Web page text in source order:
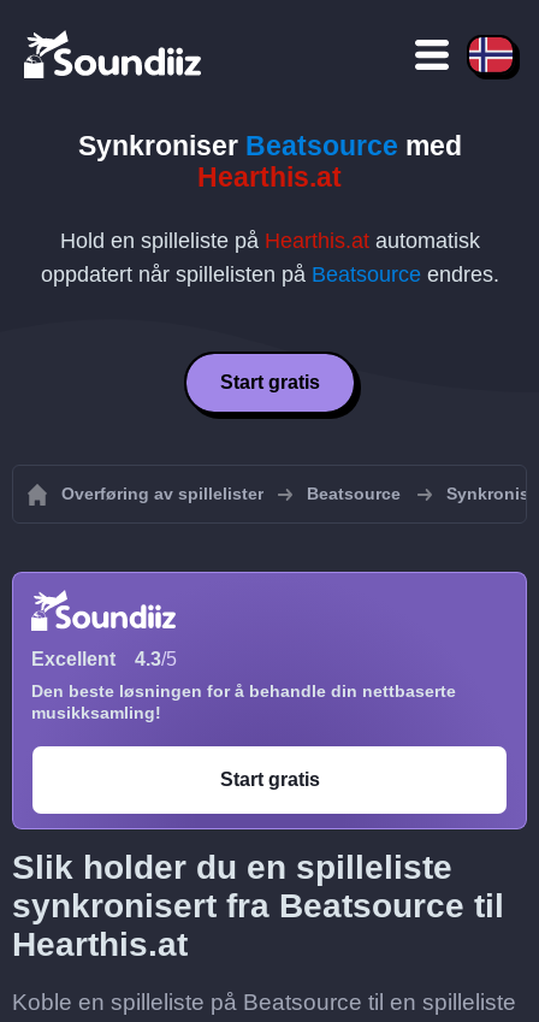
Synkroniser Beatsource med
Hearthis.at
Hold en spilleliste på Hearthis.atautomatisk
oppdatert når spillelisten på Beatsourceendres.
Start gratis
Overføring av spillelister Beatsource
Excellent 4.3/5
Den beste løsningen for å behandle din nettbaserte
musikksamling!
Start gratis
Slik holder du en spilleliste
synkronisert fra Beatsource til
Hearthis.at
Koble en spilleliste på Beatsource til en spilleliste